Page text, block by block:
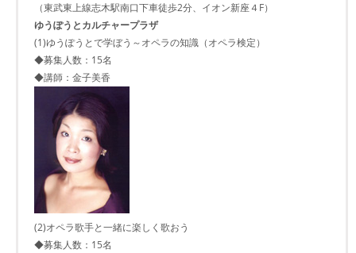
（東武東上線志木駅南口下車徒歩2分、イオン新座４F）
ゆうぽうとカルチャープラザ
(1)ゆうぽうとで学ぼう～オペラの知識（オペラ検定）
◆募集人数：15名
◆講師：金子美香
(2)オペラ歌手と一緒に楽しく歌おう
◆募集人数：15名